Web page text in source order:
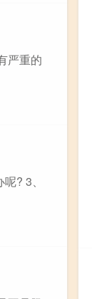
严重的
? 3、